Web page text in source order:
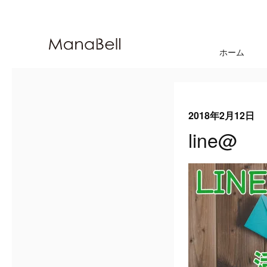
ホーム
2018年2月12日
line@